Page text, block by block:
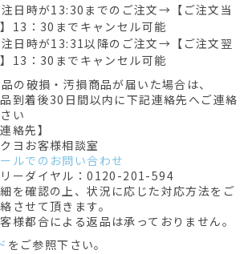
注日時が13:30までのご注文→【ご注文当
13：30までキャンセル可能
注日時が13:31以降のご注文→【ご注文翌
13：30までキャンセル可能
品の破損・汚損商品が届いた場合は、
到着後30日間以内に下記連絡先へご連絡
い
連絡先】
ヨお客様相談室
ルでのお問い合わせ
ーダイヤル：0120-201-594
を確認の上、状況に応じた対応方法をご
させて頂きます。
様都合による返品は承っておりません。
をご参照下さい。